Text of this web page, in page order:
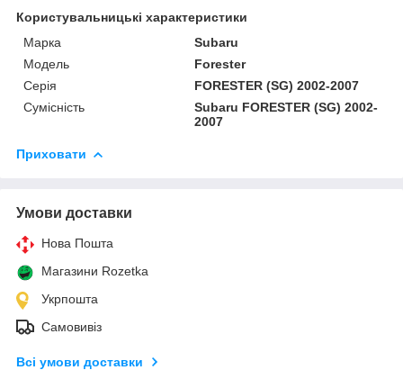
Користувальницькі характеристики
Марка
Subaru
Мoдель
Forester
Серія
FORESTER (SG) 2002-2007
Сумісність
Subaru FORESTER (SG) 2002-
2007
Приховати
Умови доставки
Нова Пошта
Магазини Rozetka
Укрпошта
Самовивіз
Всі умови доставки